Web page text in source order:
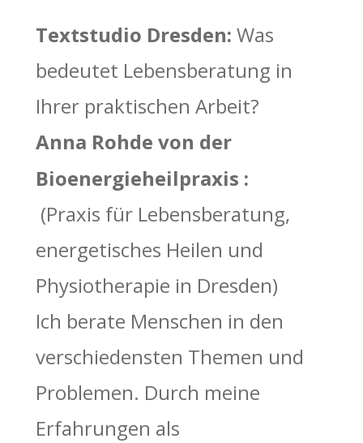
Textstudio Dresden: Was
bedeutet Lebensberatung in
Ihrer praktischen Arbeit?
Anna Rohde von der
Bioenergieheilpraxis :
(Praxis für Lebensberatung,
energetisches Heilen und
Physiotherapie in Dresden)
Ich berate Menschen in den
verschiedensten Themen und
Problemen. Durch meine
Erfahrungen als